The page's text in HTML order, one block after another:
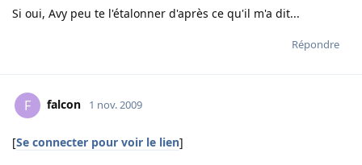
Si oui, Avy peu te l'étalonner d'après ce qu'il m'a dit...
Répondre
F falcon 1 nov. 2009
[Se connecter pour voir le lien]